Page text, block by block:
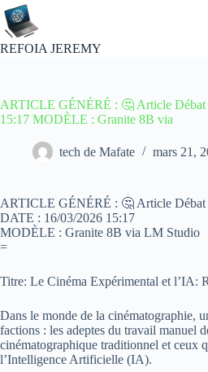
Passer
au
contenu
REFOIA JEREMY
ARTICLE GÉNÉRÉ : 🤔 Article
15:17 MODÈLE : Granite 8B via
tech de Mafate mars 21,
ARTICLE GÉNÉRÉ : 🤔 Article Débat
DATE : 16/03/2026 15:17
MODÈLE : Granite 8B via LM Studio
=
Titre: Le Cinéma Expérimental et l’IA:
Dans le monde de la cinématographie,
factions : les adeptes du travail manuel
cinématographique traditionnel et ceux
l’Intelligence Artificielle (IA).